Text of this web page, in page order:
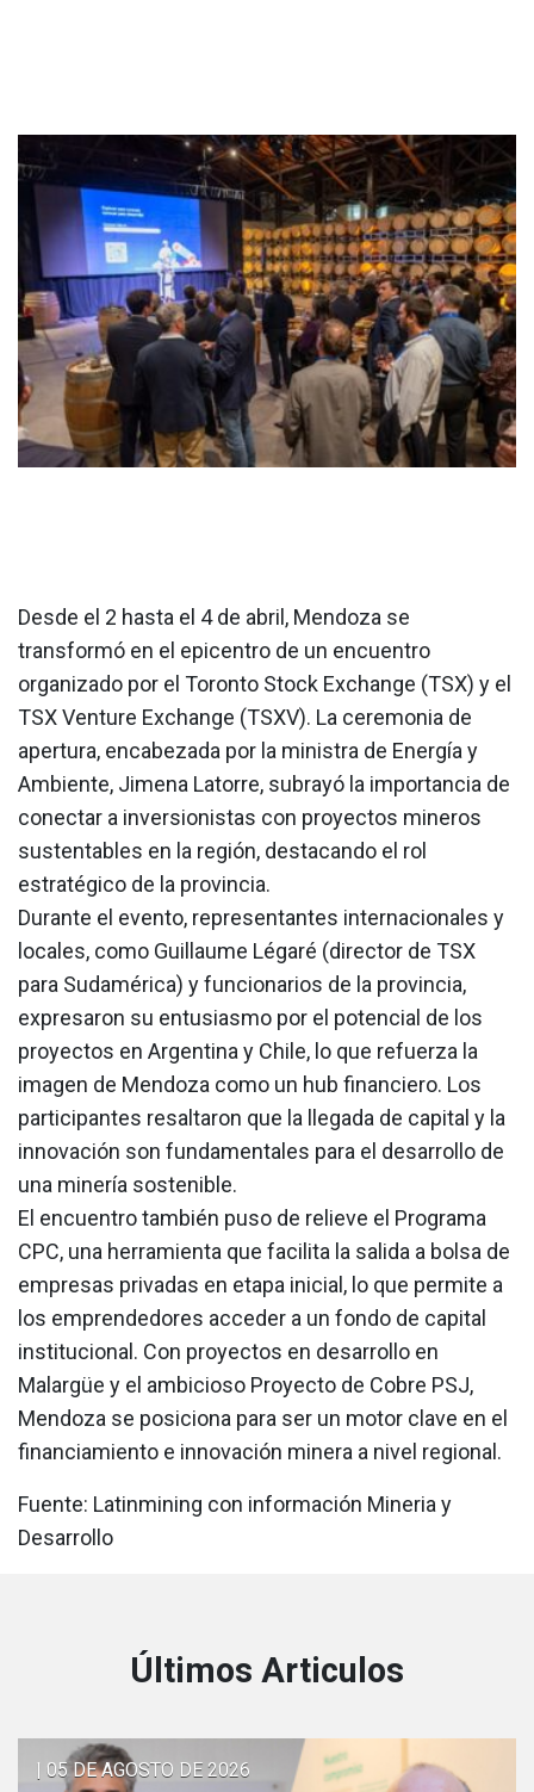
Desde el 2 hasta el 4 de abril, Mendoza se
transformó en el epicentro de un encuentro
organizado por el Toronto Stock Exchange (TSX) y el
TSX Venture Exchange (TSXV). La ceremonia de
apertura, encabezada por la ministra de Energía y
Ambiente, Jimena Latorre, subrayó la importancia de
conectar a inversionistas con proyectos mineros
sustentables en la región, destacando el rol
estratégico de la provincia.
Durante el evento, representantes internacionales y
locales, como Guillaume Légaré (director de TSX
para Sudamérica) y funcionarios de la provincia,
expresaron su entusiasmo por el potencial de los
proyectos en Argentina y Chile, lo que refuerza la
imagen de Mendoza como un hub financiero. Los
participantes resaltaron que la llegada de capital y la
innovación son fundamentales para el desarrollo de
una minería sostenible.
El encuentro también puso de relieve el Programa
CPC, una herramienta que facilita la salida a bolsa de
empresas privadas en etapa inicial, lo que permite a
los emprendedores acceder a un fondo de capital
institucional. Con proyectos en desarrollo en
Malargüe y el ambicioso Proyecto de Cobre PSJ,
Mendoza se posiciona para ser un motor clave en el
financiamiento e innovación minera a nivel regional.
Fuente: Latinmining con información Mineria y
Desarrollo
Últimos Articulos
| 05 DE AGOSTO DE 2026